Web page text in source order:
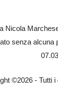
Nicola
senza
©2026 - Tutti i